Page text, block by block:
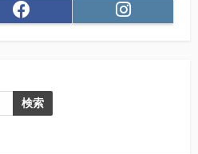
Facebook Instagram
検索